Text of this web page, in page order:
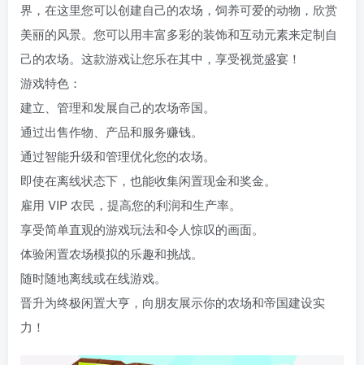
界，在这里您可以创建自己的农场，饲养可爱的动物，欣赏
美丽的风景。您可以用丰富多彩的装饰和互动元素来定制自
己的农场。这款游戏让您乐在其中，享受视觉盛宴！
游戏特色：
建立、管理和发展自己的农场帝国。
通过出售作物、产品和服务赚钱。
通过智能升级和管理优化您的农场。
即使在离线状态下，也能收集闲置现金和奖金。
雇用 VIP 农民，提高您的利润和生产率。
享受简单直观的游戏玩法和令人惊叹的画面。
体验闲置农场模拟的乐趣和挑战。
随时随地离线或在线游戏。
晋升为终极闲置大亨，向朋友展示你的农场和帝国建设实
力！